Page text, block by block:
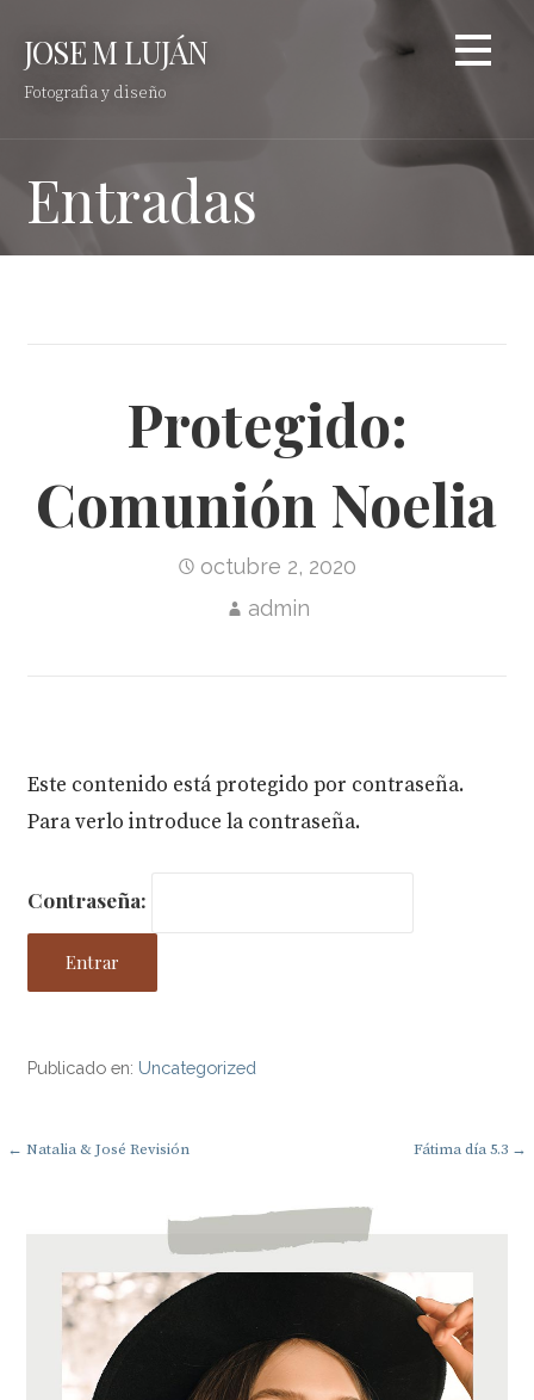
contenido
JOSE M LUJÁN
Fotografia y diseño
Entradas
Protegido:
Comunión Noelia
octubre 2, 2020
admin
Este contenido está protegido por contraseña.
Para verlo introduce la contraseña.
Contraseña:
Publicado en: Uncategorized
Navegación
← Natalia & José Revisión Fátima día 5.3 →